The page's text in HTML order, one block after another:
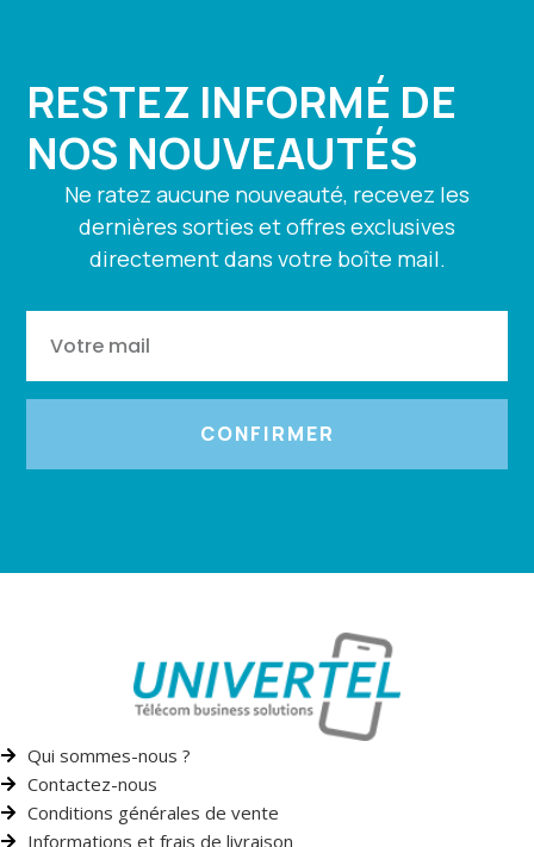
RESTEZ INFORMÉ DE
NOS NOUVEAUTÉS
Ne ratez aucune nouveauté, recevez les
dernières sorties et offres exclusives
directement dans votre boîte mail.
CONFIRMER
Qui sommes-nous ?
Contactez-nous
Conditions générales de vente
Informations et frais de livraison